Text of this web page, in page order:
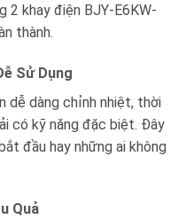
2 khay điện BJY-E6KW-
thành.
Sử Dụng
dễ dàng chỉnh nhiệt, thời
có kỹ năng đặc biệt. Đây
đầu hay những ai không
Quả